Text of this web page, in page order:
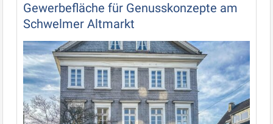
Gewerbefläche für Genusskonzepte am
Schwelmer Altmarkt